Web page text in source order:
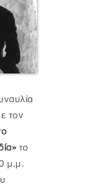
τον
το
μ.μ.